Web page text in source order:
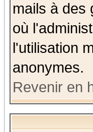
mails à des
où
l'utilisation
anonymes.
Revenir en